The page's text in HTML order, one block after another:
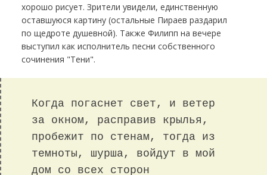
хорошо рисует. Зрители увидели, единственную
оставшуюся картину (остальные Пираев раздарил
по щедроте душевной). Также Филипп на вечере
выступил как исполнитель песни собственного
сочинения "Тени".
Когда погаснет свет, и ветер
за окном, расправив крылья,
пробежит по стенам, тогда из
темноты, шурша, войдут в мой
дом со всех сторон